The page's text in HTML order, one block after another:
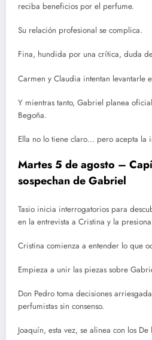
reciba beneficios por el perfume.
Su relación profesional se complica.
Fina, hundida por una crítica, duda
Carmen y Claudia intentan levantarle
Y mientras tanto, Gabriel planea
Begoña.
Ella no lo tiene claro… pero acepta la
Martes 5 de agosto –
sospechan de Gabriel
Tasio inicia interrogatorios para
en la entrevista a Cristina y la
Cristina comienza a entender lo que
Empieza a unir las piezas sobre
Don Pedro toma decisiones
perfumistas sin consenso.
Joaquín, esta vez, se alinea con los De